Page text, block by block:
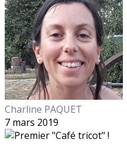
Charline PAQUET
7 mars 2019